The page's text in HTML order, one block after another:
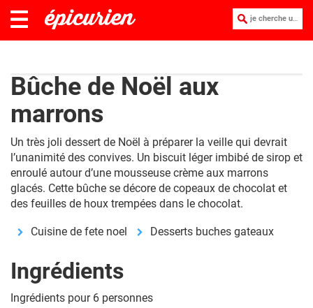
je cherche une recette :
Bûche de Noël aux
marrons
Un très joli dessert de Noël à préparer la veille qui devrait
l’unanimité des convives. Un biscuit léger imbibé de sirop et
enroulé autour d’une mousseuse crème aux marrons
glacés. Cette bûche se décore de copeaux de chocolat et
des feuilles de houx trempées dans le chocolat.
Cuisine de fete noel Desserts buches gateaux
Ingrédients
Ingrédients pour 6 personnes